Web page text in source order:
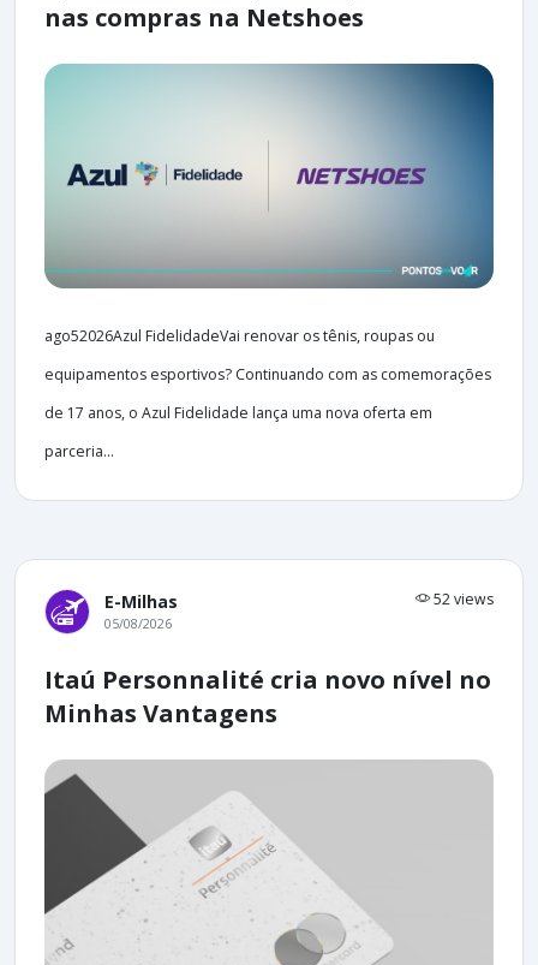
nas compras na Netshoes
ago52026Azul FidelidadeVai renovar os tênis, roupas ou
equipamentos esportivos? Continuando com as comemorações
de 17 anos, o Azul Fidelidade lança uma nova oferta em
parceria...
E-Milhas 52 views
05/08/2026
Itaú Personnalité cria novo nível no
Minhas Vantagens